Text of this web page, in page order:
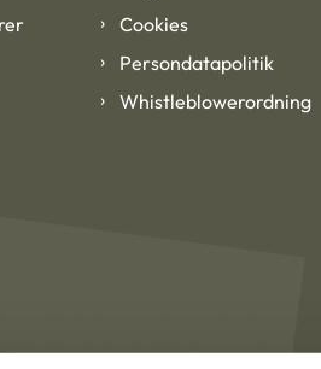
Cookies
Persondatapolitik
Whistleblowerordning